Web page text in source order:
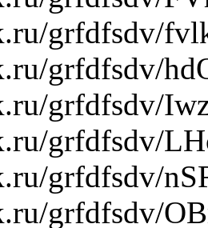
grfdfsdv/
grfdfsdv/
grfdfsdv/
grfdfsdv/
grfdfsdv/
grfdfsdv/